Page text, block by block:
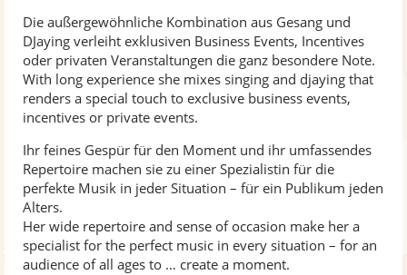
Die außergewöhnliche Kombination aus Gesang und
DJaying verleiht exklusiven Business Events, Incentives
oder privaten Veranstaltungen die ganz besondere Note.
With long experience she mixes singing and djaying that
renders a special touch to exclusive business events,
incentives or private events.
Ihr feines Gespür für den Moment und ihr umfassendes
Repertoire machen sie zu einer Spezialistin für die
perfekte Musik in jeder Situation – für ein Publikum jeden
Alters.
Her wide repertoire and sense of occasion make her a
specialist for the perfect music in every situation – for an
audience of all ages to … create a moment.